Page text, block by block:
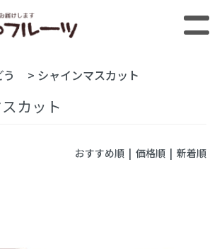
> シャインマスカット
カット
おすすめ順| 価格順 | 新着順